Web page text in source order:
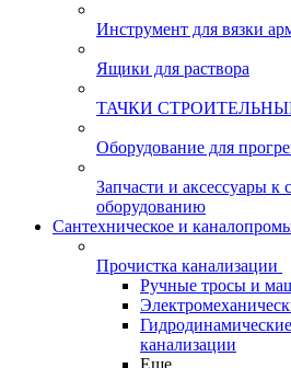
Инструмент для вязки
Ящики для раствора
ТАЧКИ
Оборудование для
Запчасти и аксессуары к
оборудованию
Сантехническое и
Прочистка канализации
Ручные тросы и
канализации
Еще